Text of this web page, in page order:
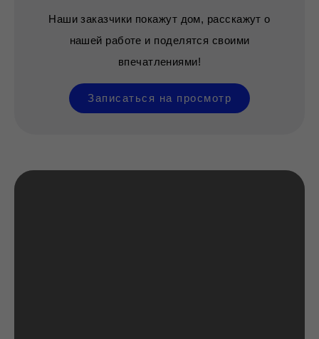
— Контроль заливки со стороны
инженера технического надзора.
Фотофиксация процесса заливки;
— Обработка бетона обмазочной
(верх плит перекрытия).
Наши заказчики покажут дом, расскажут о
нашей работе и поделятся своими
впечатлениями!
Записаться на просмотр